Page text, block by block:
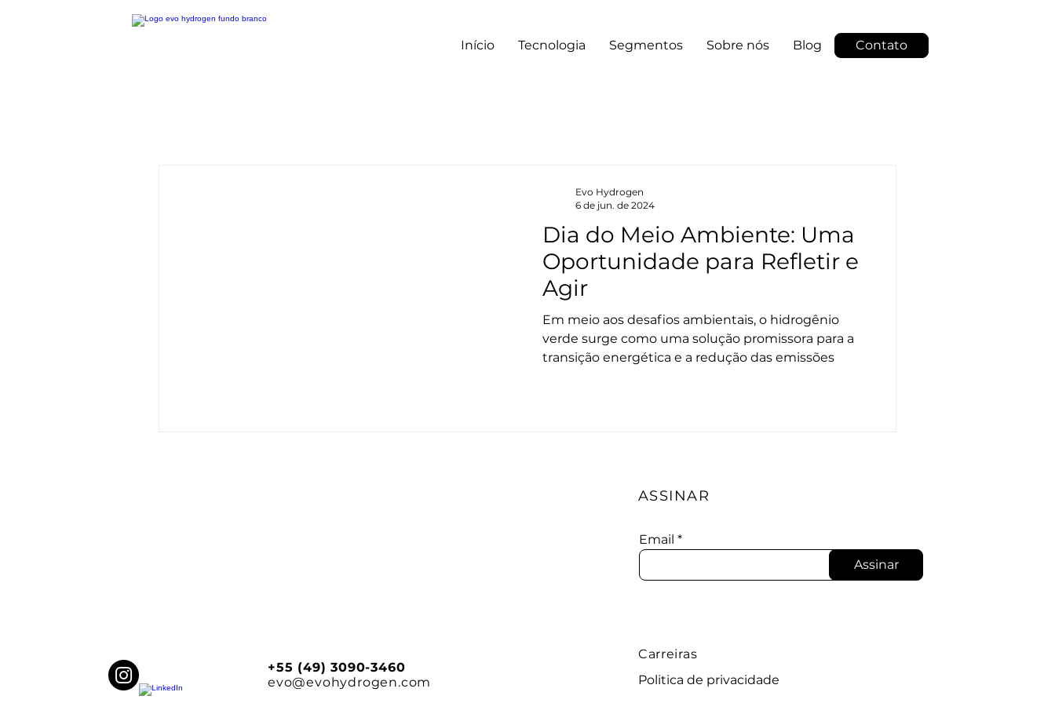
Início Tecnologia Segmentos Sobre nós Blog Contato
Dia do Meio Ambiente: Uma
Oportunidade para Refletir e
Agir
Em meio aos desafios ambientais, o hidrogênio
verde surge como uma solução promissora para a
transição energética e a redução das emissões
Evo Hydrogen
6 de jun. de 2024
+55 (49) 3090-3460
evo@evohydrogen.com
ASSINAR
Email
Assinar
Carreiras
Politica de privacidade